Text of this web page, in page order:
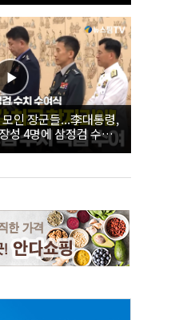
인 장군들...李대통령,
성 4명에 삼정검 수치
성 진급·삼정검 수치